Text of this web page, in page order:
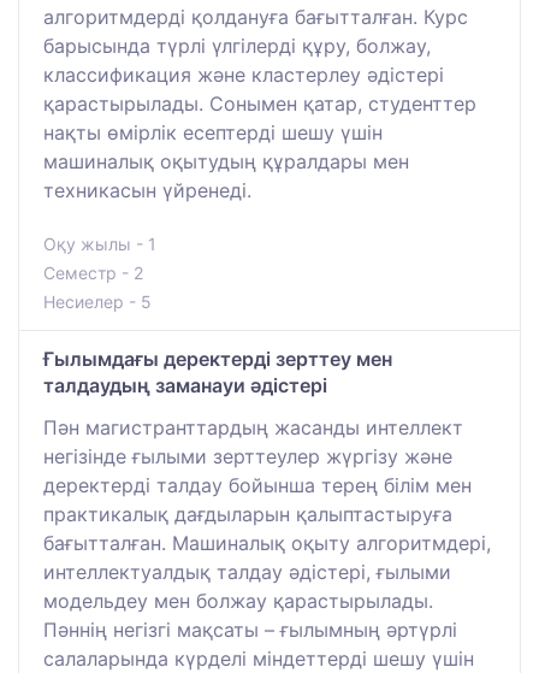
алгоритмдерді қолдануға бағытталған. Курс
барысында түрлі үлгілерді құру, болжау,
классификация және кластерлеу әдістері
қарастырылады. Сонымен қатар, студенттер
нақты өмірлік есептерді шешу үшін
машиналық оқытудың құралдары мен
техникасын үйренеді.
Оқу жылы - 1
Семестр - 2
Несиелер - 5
Ғылымдағы деректерді зерттеу мен
талдаудың заманауи әдістері
Пән магистранттардың жасанды интеллект
негізінде ғылыми зерттеулер жүргізу және
деректерді талдау бойынша терең білім мен
практикалық дағдыларын қалыптастыруға
бағытталған. Машиналық оқыту алгоритмдері,
интеллектуалдық талдау әдістері, ғылыми
модельдеу мен болжау қарастырылады.
Пәннің негізгі мақсаты – ғылымның әртүрлі
салаларында күрделі міндеттерді шешу үшін